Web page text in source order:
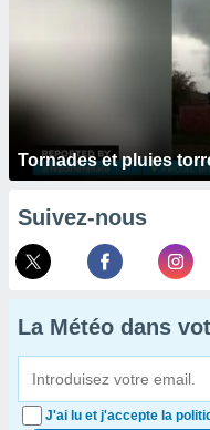
Tornades et pluies
Suivez-nous
La Météo dans
J'ai lu et j'accepte la